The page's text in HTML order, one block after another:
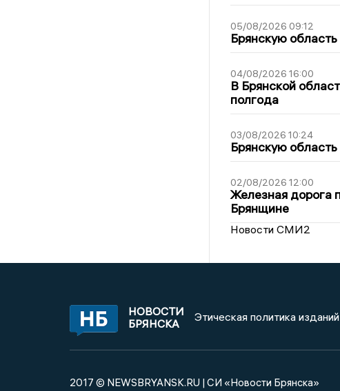
05/08/2026 09:12
Брянскую
04/08/2026 16:00
В Брянской
полгода
03/08/2026 10:24
Брянскую
02/08/2026 12:00
Железная дорога
Брянщине
Новости СМИ2
НОВОСТИ
БРЯНСКА
Этическая политика изданий
2017 © NEWSBRYANSK.RU | СИ «Новости Брянска»